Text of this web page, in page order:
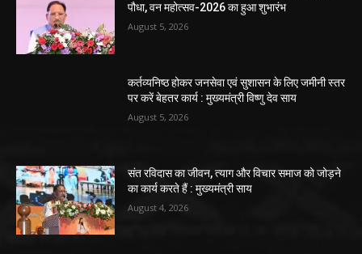
पौधा, वन महोत्सव-2026 का हुआ शुभारंभ
August 5, 2026
कर्तव्यनिष्ठ होकर जनसेवा एवं सुशासन के लिए जमीनी स्तर
पर करें बेहतर कार्य : मुख्यमंत्री विष्णु देव साय
August 5, 2026
संत रविदास का जीवन, त्याग और विचार समाज को जोड़ने
का कार्य करते हैं : मुख्यमंत्री साय
August 4, 2026